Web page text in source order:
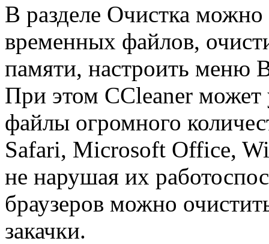
В разделе Очистка
временных файлов,
памяти, настроить меню
При этом CCleaner
файлы огромного
Safari, Microsoft Office,
не нарушая их
браузеров можно
закачки.